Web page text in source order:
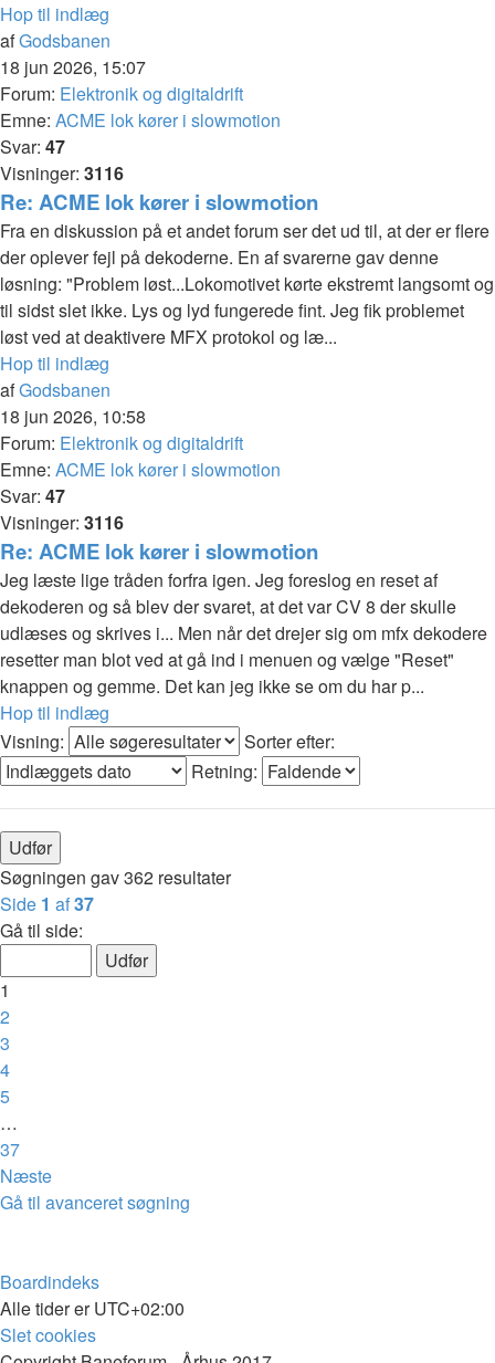
Hop til indlæg
afGodsbanen
18 jun 2026, 15:07
Forum: Elektronik og digitaldrift
Emne: ACME lok kører i slowmotion
Svar: 47
Visninger: 3116
Re: ACME lok kører i slowmotion
Fra en diskussion på et andet forum ser det ud til, at der er flere
der oplever fejl på dekoderne. En af svarerne gav denne
løsning: "Problem løst...Lokomotivet kørte ekstremt langsomt og
til sidst slet ikke. Lys og lyd fungerede fint. Jeg fik problemet
løst ved at deaktivere MFX protokol og læ...
Hop til indlæg
afGodsbanen
18 jun 2026, 10:58
Forum: Elektronik og digitaldrift
Emne: ACME lok kører i slowmotion
Svar: 47
Visninger: 3116
Re: ACME lok kører i slowmotion
Jeg læste lige tråden forfra igen. Jeg foreslog en reset af
dekoderen og så blev der svaret, at det var CV 8 der skulle
udlæses og skrives i... Men når det drejer sig om mfx dekodere
resetter man blot ved at gå ind i menuen og vælge "Reset"
knappen og gemme. Det kan jeg ikke se om du har p...
Hop til indlæg
Visning:
Sorter efter:
Retning:
Søgningen gav 362 resultater
Side 1 af37
Gå til side:
1
2
3
4
5
…
37
Næste
Gå til avanceret søgning
Boardindeks
Alle tider erUTC+02:00
Slet cookies